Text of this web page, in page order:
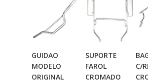
Adicionar
Ao Carrinho
GUIDAO
MODELO
ORIGINAL
Adicionar
Ao Carrinho
SUPORTE
FAROL
CROMADO
C/